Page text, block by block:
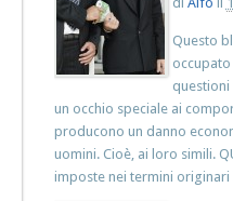
Questo
questioni
un occhio speciale ai
producono un danno
uomini. Cioè, ai loro simili.
imposte nei termini